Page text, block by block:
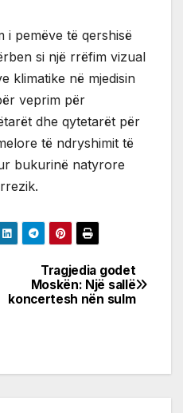
i pemëve të qershisë
si një rrëfim vizual
klimatike në mjedisin
veprim për
dhe qytetarët për
të ndryshimit të
bukurinë natyrore
Tragjedia godet
Moskën: Një sallë
koncertesh nën sulm